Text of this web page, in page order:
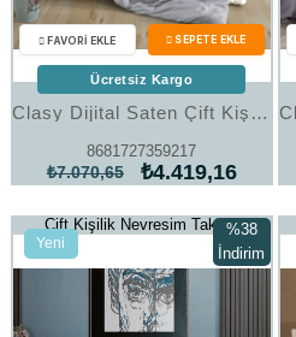
Clasy Dijital Saten Çift Kişilik Nevresim Takımı Solora V1 Mint
8681727359217
₺4.419,16
₺7.070,65
Ücretsiz Kargo
Çift Kişilik Nevresim Takımı%38
İndirim
Yeni
Ürün